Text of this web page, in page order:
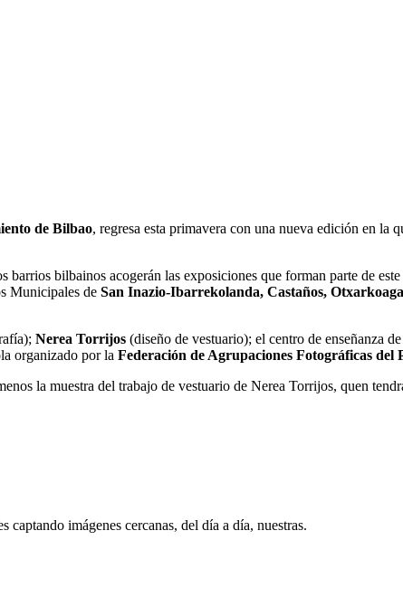
de Bilbao, regresa esta primavera con una nueva edición en la
barrios bilbainos acogerán las exposiciones que forman parte de
Municipales de San Inazio-Ibarrekolanda, Castaños,
Nerea Torrijos (diseño de vestuario); el centro de enseñanza
organizado por la Federación de Agrupaciones Fotográficas del
la muestra del trabajo de vestuario de Nerea Torrijos, quen
imágenes cercanas, del día a día, nuestras.